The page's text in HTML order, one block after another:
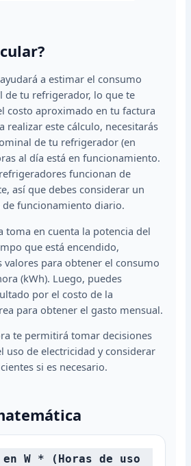
a estimar el consumo
de tu refrigerador, lo que te
costo aproximado en tu factura
realizar este cálculo, necesitarás
de tu refrigerador (en
al día está en funcionamiento.
funcionan de
así que debes considerar un
funcionamiento diario.
toma en cuenta la potencia del
que está encendido,
para obtener el consumo
(kWh). Luego, puedes
por el costo de la
para obtener el gasto mensual.
te permitirá tomar decisiones
uso de electricidad y considerar
si es necesario.
W * (Horas de uso